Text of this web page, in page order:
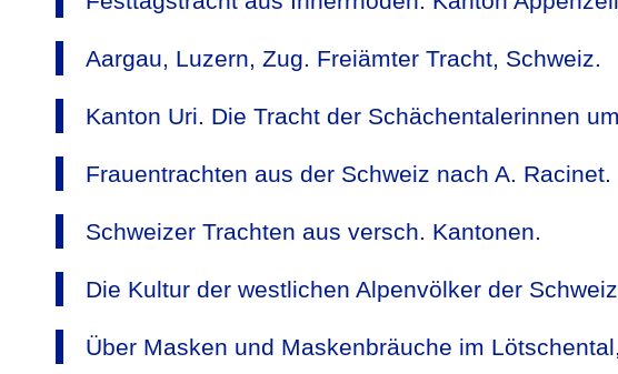
Aargau, Luzern, Zug. Freiämter Tracht, Schweiz.
Kanton Uri. Die Tracht der Schächentalerinnen
Frauentrachten aus der Schweiz nach A. Racinet.
Schweizer Trachten aus versch. Kantonen.
Die Kultur der westlichen Alpenvölker der
Über Masken und Maskenbräuche im